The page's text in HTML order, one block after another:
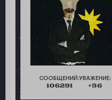
СООБЩЕНИЙ:
106291
УВАЖЕНИЕ:
+56